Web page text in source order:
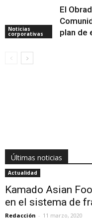
Noticias
corporativas
El
plan de
Últimas noticias
Actualidad
Kamado Asian
en el sistema de
Redacción - 11 marzo, 2020